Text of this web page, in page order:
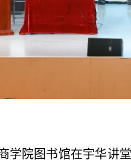
学院图书馆在宇华讲